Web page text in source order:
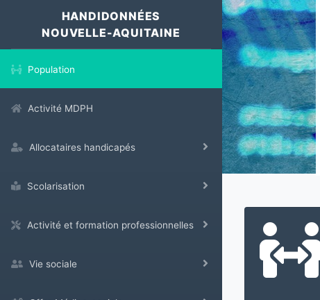
HANDIDONNÉES
NOUVELLE-AQUITAINE
Population
Activité MDPH
Allocataires handicapés
Scolarisation
Activité et formation professionnelles
Vie sociale